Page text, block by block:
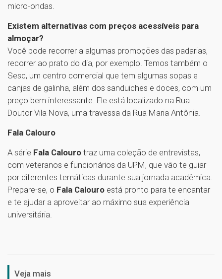
micro-ondas.
Existem alternativas com preços acessíveis para
almoçar?
Você pode recorrer a algumas promoções das padarias,
recorrer ao prato do dia, por exemplo. Temos também o
Sesc, um centro comercial que tem algumas sopas e
canjas de galinha, além dos sanduiches e doces, com um
preço bem interessante. Ele está localizado na Rua
Doutor Vila Nova, uma travessa da Rua Maria Antônia.
Fala Calouro
A série Fala Calouro traz uma coleção de entrevistas,
com veteranos e funcionários da UPM, que vão te guiar
por diferentes temáticas durante sua jornada acadêmica.
Prepare-se, o Fala Calouro está pronto para te encantar
e te ajudar a aproveitar ao máximo sua experiência
universitária.
Veja mais